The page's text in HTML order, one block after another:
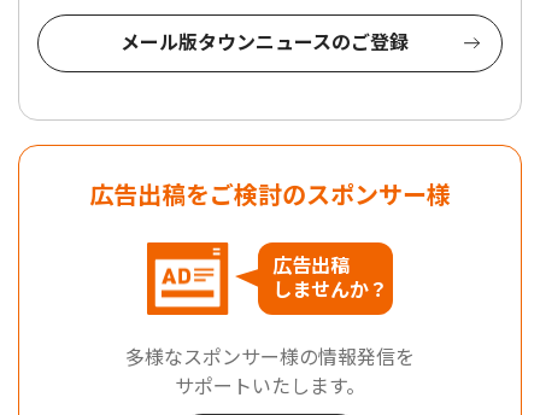
メール版タウンニュースのご登録
広告出稿をご検討のスポンサー様
広告出稿
しませんか？
多様なスポンサー様の情報発信を
サポートいたします。